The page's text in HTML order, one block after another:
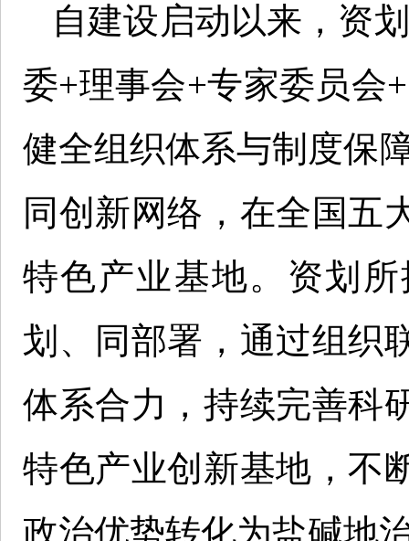
自建设启动以来，资
委+理事会+专家委员会
健全组织体系与制度保
同创新网络，在全国五
特色产业基地。资划
划、同部署，通过组织
体系合力，持续完善科
特色产业创新基地，不
政治优势转化为盐碱地